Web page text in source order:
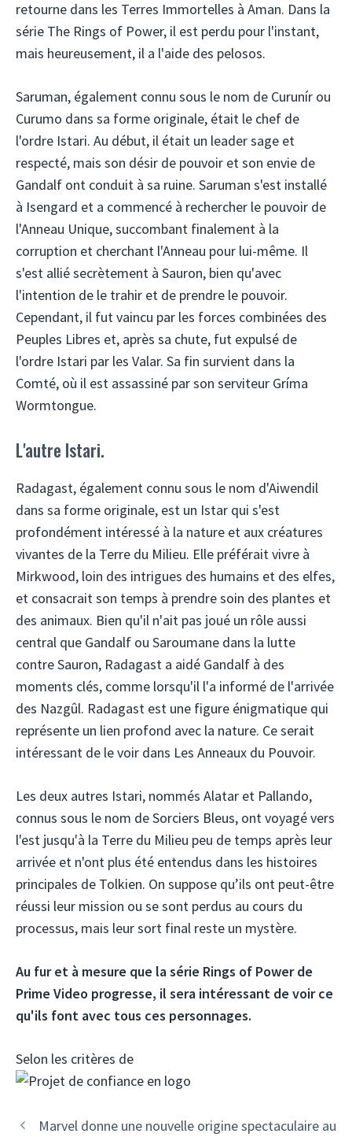
retourne dans les Terres Immortelles à Aman. Dans la
série The Rings of Power, il est perdu pour l'instant,
mais heureusement, il a l'aide des pelosos.
Saruman, également connu sous le nom de Curunír ou
Curumo dans sa forme originale, était le chef de
l'ordre Istari. Au début, il était un leader sage et
respecté, mais son désir de pouvoir et son envie de
Gandalf ont conduit à sa ruine. Saruman s'est installé
à Isengard et a commencé à rechercher le pouvoir de
l'Anneau Unique, succombant finalement à la
corruption et cherchant l'Anneau pour lui-même. Il
s'est allié secrètement à Sauron, bien qu'avec
l'intention de le trahir et de prendre le pouvoir.
Cependant, il fut vaincu par les forces combinées des
Peuples Libres et, après sa chute, fut expulsé de
l'ordre Istari par les Valar. Sa fin survient dans la
Comté, où il est assassiné par son serviteur Gríma
Wormtongue.
L'autre Istari.
Radagast, également connu sous le nom d'Aiwendil
dans sa forme originale, est un Istar qui s'est
profondément intéressé à la nature et aux créatures
vivantes de la Terre du Milieu. Elle préférait vivre à
Mirkwood, loin des intrigues des humains et des elfes,
et consacrait son temps à prendre soin des plantes et
des animaux. Bien qu'il n'ait pas joué un rôle aussi
central que Gandalf ou Saroumane dans la lutte
contre Sauron, Radagast a aidé Gandalf à des
moments clés, comme lorsqu'il l'a informé de l'arrivée
des Nazgûl. Radagast est une figure énigmatique qui
représente un lien profond avec la nature. Ce serait
intéressant de le voir dans Les Anneaux du Pouvoir.
Les deux autres Istari, nommés Alatar et Pallando,
connus sous le nom de Sorciers Bleus, ont voyagé vers
l'est jusqu'à la Terre du Milieu peu de temps après leur
arrivée et n'ont plus été entendus dans les histoires
principales de Tolkien. On suppose qu’ils ont peut-être
réussi leur mission ou se sont perdus au cours du
processus, mais leur sort final reste un mystère.
Au fur et à mesure que la série Rings of Power de
Prime Video progresse, il sera intéressant de voir ce
qu'ils font avec tous ces personnages.
Selon les critères de
Marvel donne une nouvelle origine spectaculaire au